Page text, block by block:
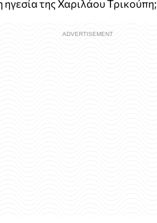
ηγεσία της Χαριλάου Τρικούπη;